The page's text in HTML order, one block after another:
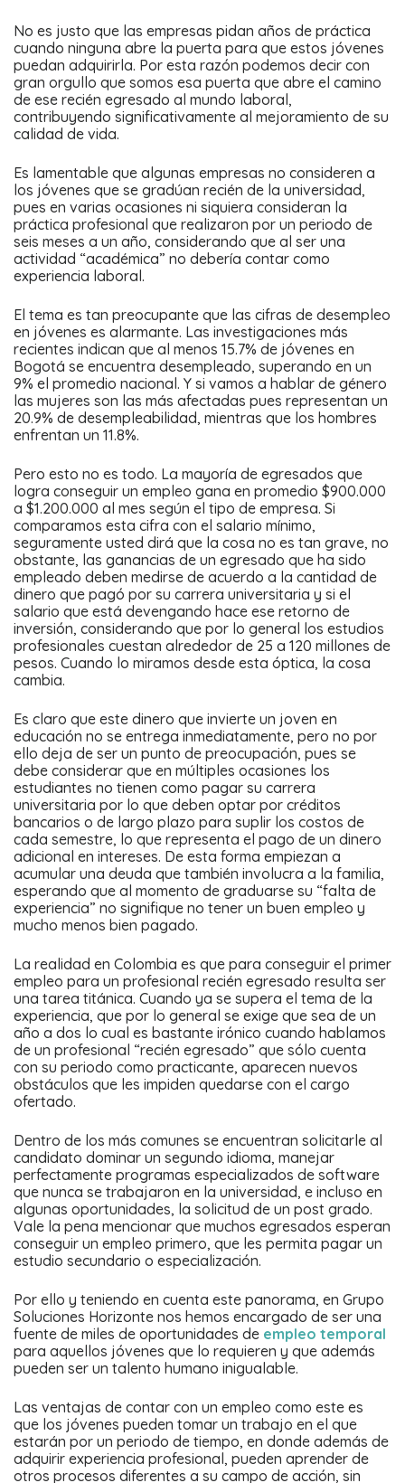
No es justo que las empresas pidan años de práctica
cuando ninguna abre la puerta para que estos jóvenes
puedan adquirirla. Por esta razón podemos decir con
gran orgullo que somos esa puerta que abre el camino
de ese recién egresado al mundo laboral,
contribuyendo significativamente al mejoramiento de su
calidad de vida.
Es lamentable que algunas empresas no consideren a
los jóvenes que se gradúan recién de la universidad,
pues en varias ocasiones ni siquiera consideran la
práctica profesional que realizaron por un periodo de
seis meses a un año, considerando que al ser una
actividad “académica” no debería contar como
experiencia laboral.
El tema es tan preocupante que las cifras de desempleo
en jóvenes es alarmante. Las investigaciones más
recientes indican que al menos 15.7% de jóvenes en
Bogotá se encuentra desempleado, superando en un
9% el promedio nacional. Y si vamos a hablar de género
las mujeres son las más afectadas pues representan un
20.9% de desempleabilidad, mientras que los hombres
enfrentan un 11.8%.
Pero esto no es todo. La mayoría de egresados que
logra conseguir un empleo gana en promedio $900.000
a $1.200.000 al mes según el tipo de empresa. Si
comparamos esta cifra con el salario mínimo,
seguramente usted dirá que la cosa no es tan grave, no
obstante, las ganancias de un egresado que ha sido
empleado deben medirse de acuerdo a la cantidad de
dinero que pagó por su carrera universitaria y si el
salario que está devengando hace ese retorno de
inversión, considerando que por lo general los estudios
profesionales cuestan alrededor de 25 a 120 millones de
pesos. Cuando lo miramos desde esta óptica, la cosa
cambia.
Es claro que este dinero que invierte un joven en
educación no se entrega inmediatamente, pero no por
ello deja de ser un punto de preocupación, pues se
debe considerar que en múltiples ocasiones los
estudiantes no tienen como pagar su carrera
universitaria por lo que deben optar por créditos
bancarios o de largo plazo para suplir los costos de
cada semestre, lo que representa el pago de un dinero
adicional en intereses. De esta forma empiezan a
acumular una deuda que también involucra a la familia,
esperando que al momento de graduarse su “falta de
experiencia” no signifique no tener un buen empleo y
mucho menos bien pagado.
La realidad en Colombia es que para conseguir el primer
empleo para un profesional recién egresado resulta ser
una tarea titánica. Cuando ya se supera el tema de la
experiencia, que por lo general se exige que sea de un
año a dos lo cual es bastante irónico cuando hablamos
de un profesional “recién egresado” que sólo cuenta
con su periodo como practicante, aparecen nuevos
obstáculos que les impiden quedarse con el cargo
ofertado.
Dentro de los más comunes se encuentran solicitarle al
candidato dominar un segundo idioma, manejar
perfectamente programas especializados de software
que nunca se trabajaron en la universidad, e incluso en
algunas oportunidades, la solicitud de un post grado.
Vale la pena mencionar que muchos egresados esperan
conseguir un empleo primero, que les permita pagar un
estudio secundario o especialización.
Por ello y teniendo en cuenta este panorama, en Grupo
Soluciones Horizonte nos hemos encargado de ser una
fuente de miles de oportunidades de empleo temporal
para aquellos jóvenes que lo requieren y que además
pueden ser un talento humano inigualable.
Las ventajas de contar con un empleo como este es
que los jóvenes pueden tomar un trabajo en el que
estarán por un periodo de tiempo, en donde además de
adquirir experiencia profesional, pueden aprender de
otros procesos diferentes a su campo de acción, sin